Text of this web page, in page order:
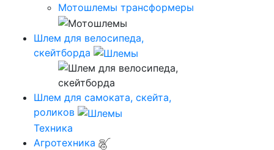
Мотошлемы трансформеры
Шлем для велосипеда,
скейтборда
Шлем для самоката, скейта,
роликов
Техника
Агротехника